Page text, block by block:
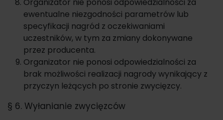
ewentualne niezgodności parametrów lub
specyfikacji nagród z oczekiwaniami
uczestników, w tym za zmiany dokonywane
przez producenta.
Organizator nie ponosi odpowiedzialności za
brak możliwości realizacji nagrody wynikający z
przyczyn leżących po stronie zwycięzcy.
§ 6. Wyłanianie zwycięzców